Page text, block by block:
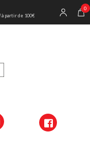
partir de 100€
0